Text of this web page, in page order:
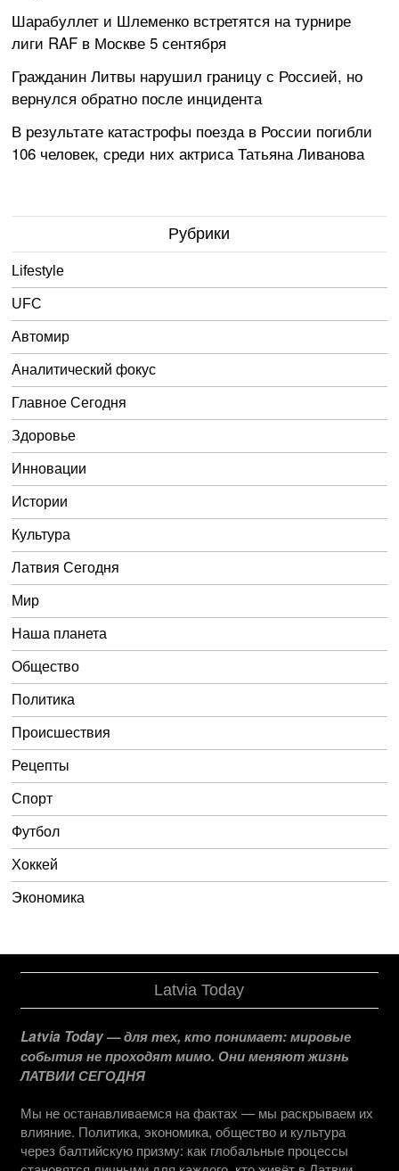
Шарабуллет и Шлеменко встретятся на турнире
лиги RAF в Москве 5 сентября
Гражданин Литвы нарушил границу с Россией, но
вернулся обратно после инцидента
В результате катастрофы поезда в России погибли
106 человек, среди них актриса Татьяна Ливанова
Рубрики
Lifestyle
UFC
Автомир
Аналитический фокус
Главное Сегодня
Здоровье
Инновации
Истории
Культура
Латвия Сегодня
Мир
Наша планета
Общество
Политика
Происшествия
Рецепты
Спорт
Футбол
Хоккей
Экономика
Latvia Today
Latvia Today — для тех, кто понимает: мировые
события не проходят мимо. Они меняют жизнь
ЛАТВИИ СЕГОДНЯ
Мы не останавливаемся на фактах — мы раскрываем их
влияние. Политика, экономика, общество и культура
через балтийскую призму: как глобальные процессы